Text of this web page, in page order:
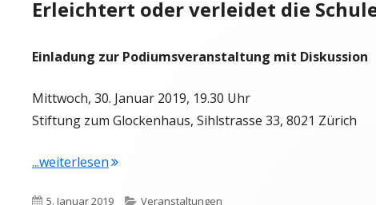
Erleichtert oder verleidet die
Einladung zur Podiumsveranstaltung mit Diskussion
Mittwoch, 30. Januar 2019, 19.30 Uhr
Stiftung zum Glockenhaus, Sihlstrasse 33, 8021 Zürich
...weiterlesen"Selbsttätiges Lernen, Lernateliers:"
Veröffentlicht
5. Januar 2019 Kategorien
Veranstaltungen